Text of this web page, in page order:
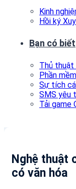
Kinh
Hồi ký
Bạn có biết
Thủ thuật
Phần
Sự tích
SMS yêu
Tải game
Nghệ thuật
có văn hóa